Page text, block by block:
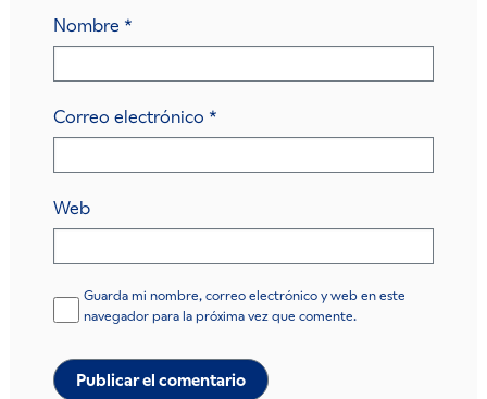
Nombre *
Correo electrónico *
Web
Guarda mi nombre, correo electrónico y web en este
navegador para la próxima vez que comente.